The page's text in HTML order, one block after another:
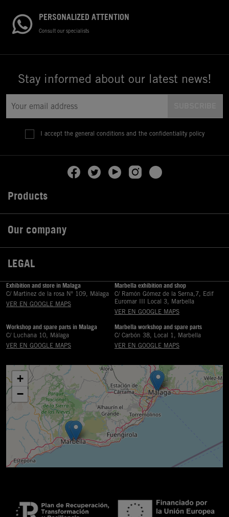
PERSONALIZED ATTENTION
Consult our specialists
Stay informed about our latest news!
I accept the general conditions and the confidentiality policy
Products
Our company
LEGAL
Exhibition and store in Malaga
C/ Martinez de la rosa Nº 109, Málaga
VER EN GOOGLE MAPS
Marbella exhibition and shop
C/ Ramón Gómez de la Serna,7, Edif
Euromar III Local 3, Marbella
VER EN GOOGLE MAPS
Workshop and spare parts in Malaga
C/ Luchana 10, Málaga
VER EN GOOGLE MAPS
Marbella workshop and spare parts
C/ Carbón 38, Local 1, Marbella
VER EN GOOGLE MAPS
+
−